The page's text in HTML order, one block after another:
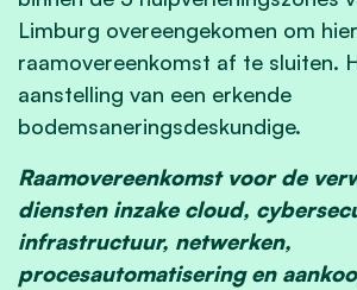
Limburg overeengekomen om
raamovereenkomst af te sluiten.
aanstelling van een erkende
bodemsaneringsdeskundige.
Raamovereenkomst voor de
diensten inzake cloud,
infrastructuur, netwerken,
procesautomatisering en